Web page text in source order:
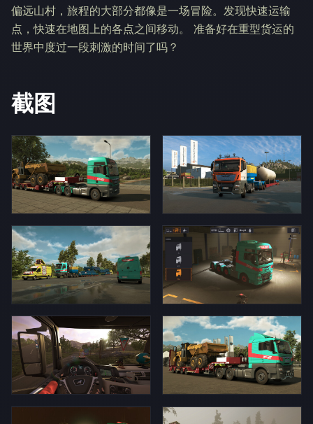
偏远山村，旅程的大部分都像是一场冒险。发现快速运输
点，快速在地图上的各点之间移动。 准备好在重型货运的
世界中度过一段刺激的时间了吗？
截图